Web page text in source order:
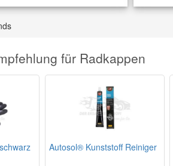
für Radkappen
Autosol® Kunststoff Reiniger